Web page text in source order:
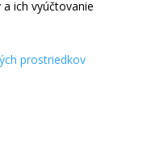
ich vyúčtovanie
prostriedkov